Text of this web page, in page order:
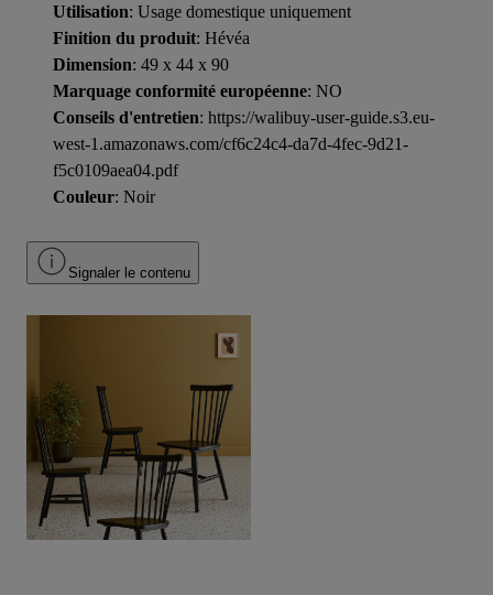
Utilisation: Usage domestique uniquement
Finition du produit: Hévéa
Dimension: 49 x 44 x 90
Marquage conformité européenne: NO
Conseils d'entretien: https://walibuy-user-guide.s3.eu-
west-1.amazonaws.com/cf6c24c4-da7d-4fec-9d21-
f5c0109aea04.pdf
Couleur: Noir
Signaler le contenu